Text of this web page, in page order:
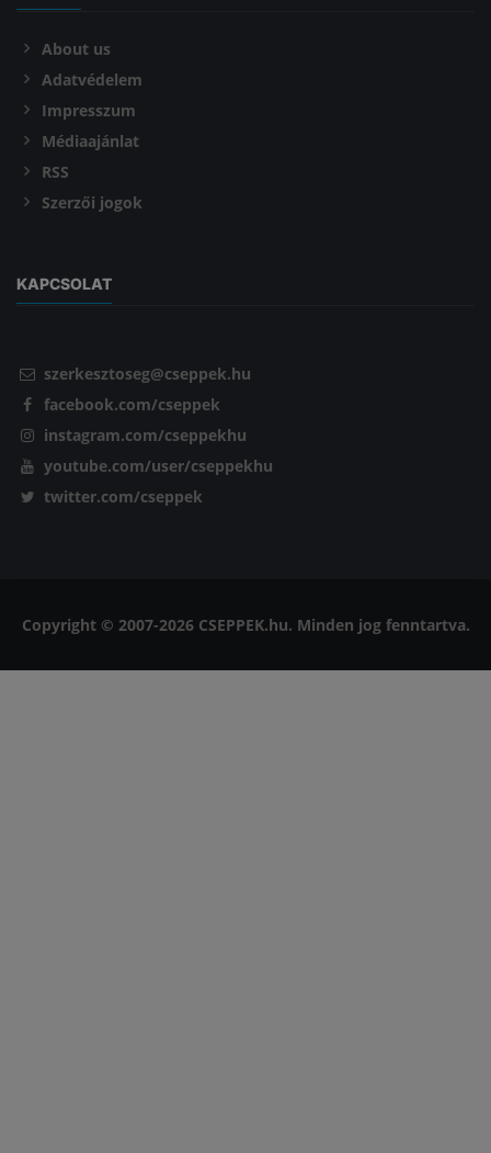
About us
Adatvédelem
Impresszum
Médiaajánlat
RSS
Szerzői jogok
KAPCSOLAT
szerkesztoseg@cseppek.hu
facebook.com/cseppek
instagram.com/cseppekhu
youtube.com/user/cseppekhu
twitter.com/cseppek
Copyright © 2007-2026 CSEPPEK.hu. Minden jog fenntartva.